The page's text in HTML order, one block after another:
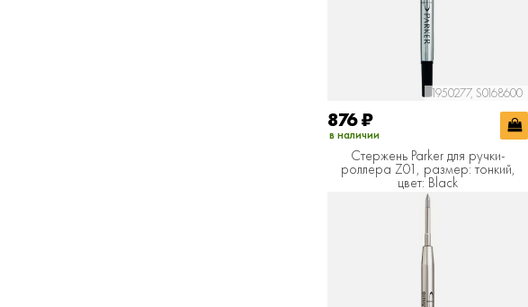
1950277, S0168600
876₽
в наличии
Стержень Parker для ручки-
роллера Z01, размер: тонкий,
цвет: Black